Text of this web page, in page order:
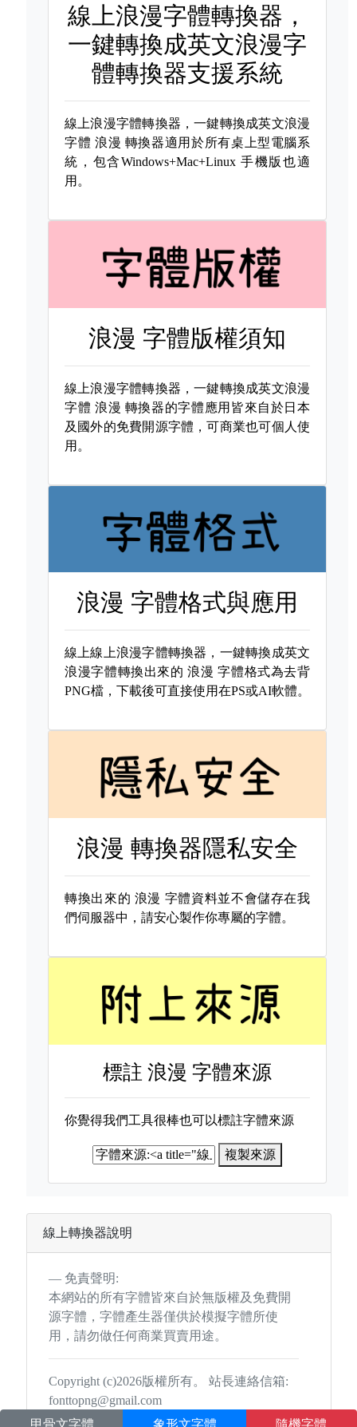
線上浪漫字體轉換器，
一鍵轉換成英文浪漫字
體轉換器支援系統
線上浪漫字體轉換器，一鍵轉換成英文浪漫
字體 浪漫 轉換器適用於所有桌上型電腦系
統，包含Windows+Mac+Linux 手機版也適
用。
浪漫 字體版權須知
線上浪漫字體轉換器，一鍵轉換成英文浪漫
字體 浪漫 轉換器的字體應用皆來自於日本
及國外的免費開源字體，可商業也可個人使
用。
浪漫 字體格式與應用
線上線上浪漫字體轉換器，一鍵轉換成英文
浪漫字體轉換出來的浪漫 字體格式為去背
PNG檔，下載後可直接使用在PS或AI軟體。
浪漫 轉換器隱私安全
轉換出來的 浪漫 字體資料並不會儲存在我
們伺服器中，請安心製作你專屬的字體。
標註浪漫 字體來源
你覺得我們工具很棒也可以標註字體來源
複製來源
線上轉換器說明
免責聲明:
本網站的所有字體皆來自於無版權及免費開
源字體，字體產生器僅供於模擬字體所使
用，請勿做任何商業買賣用途。
Copyright (c)2026版權所有。 站長連絡信箱:
fonttopng@gmail.com
甲骨文字體
象形文字體 隨機字體